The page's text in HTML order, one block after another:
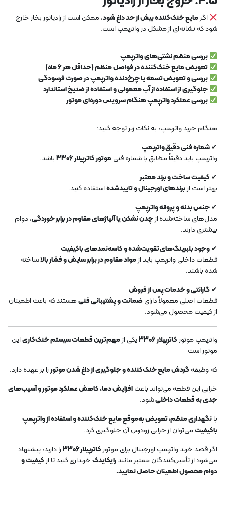
اگرمایع خنک‌کننده بیش از حد داغ شود، ممکن است از رادیاتور بخار خارج
شود که نشانه‌ای از مشکل در واترپمپ است.
بررسی منظم نشتی‌های واترپمپ
تعویض مایع خنک‌کننده در فواصل منظم (حداقل هر ۶ ماه)
بررسی و تعویض تسمه یا چرخ‌دنده واترپمپ در صورت فرسودگی
جلوگیری از استفاده از آب معمولی و استفاده از ضدیخ استاندارد
بررسی عملکرد واترپمپ هنگام سرویس دوره‌ای موتور
هنگام خرید واترپمپ، به نکات زیر توجه کنید:
✔شماره فنی دقیق واترپمپ
واترپمپ باید دقیقاً مطابق با شماره فنیموتور کاترپیلار 3306
باشد.
✔ کیفیت ساخت و برند معتبر
بهتر است ازبرندهای اورجینال و تاییدشدهاستفاده کنید.
✔جنس بدنه و پروانه واترپمپ
مدل‌های ساخته‌شده ازچدن نشکن یا آلیاژهای مقاوم در برابر خوردگی، دوام
بیشتری دارند.
✔وجود بلبرینگ‌های تقویت‌شده و کاسه‌نمدهای باکیفیت
قطعات داخلی واترپمپ باید ازمواد مقاوم در برابر سایش و فشار بالاساخته
شده باشند.
✔گارانتی و خدمات پس از فروش
قطعات اصلی معمولاً دارایضمانت و پشتیبانی فنیهستند که باعث اطمینان
از کیفیت محصول می‌شود.
واترپمپ موتورکاترپیلار 3306 یکی ازمهم‌ترین قطعات سیستم خنک‌کاریاین
موتور است
که وظیفهگردش مایع خنک‌کننده و جلوگیری از داغ شدن موتوررا بر عهده دارد.
خرابی این قطعه می‌تواند باعثافزایش دما، کاهش عملکرد موتور و آسیب‌های
جدی به قطعات داخلیشود.
بانگهداری منظم، تعویض به‌موقع مایع خنک‌کننده و استفاده از واترپمپ
باکیفیتمی‌توان از خرابی زودرس آن جلوگیری کرد.
اگر قصد خرید واترپمپ اورجینال برای موتورکاترپیلار 3306
را دارید، پیشنهاد
می‌شود از تأمین‌کنندگان معتبر مانندرایکایدکخریداری کنید تا ازکیفیت و
دوام محصول اطمینان حاصل نمایید.